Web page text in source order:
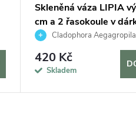
Skleněná váza LIPIA
cm a 2 řasokoule v
baleníCladophora Aegagropila
420 Kč
Skladem